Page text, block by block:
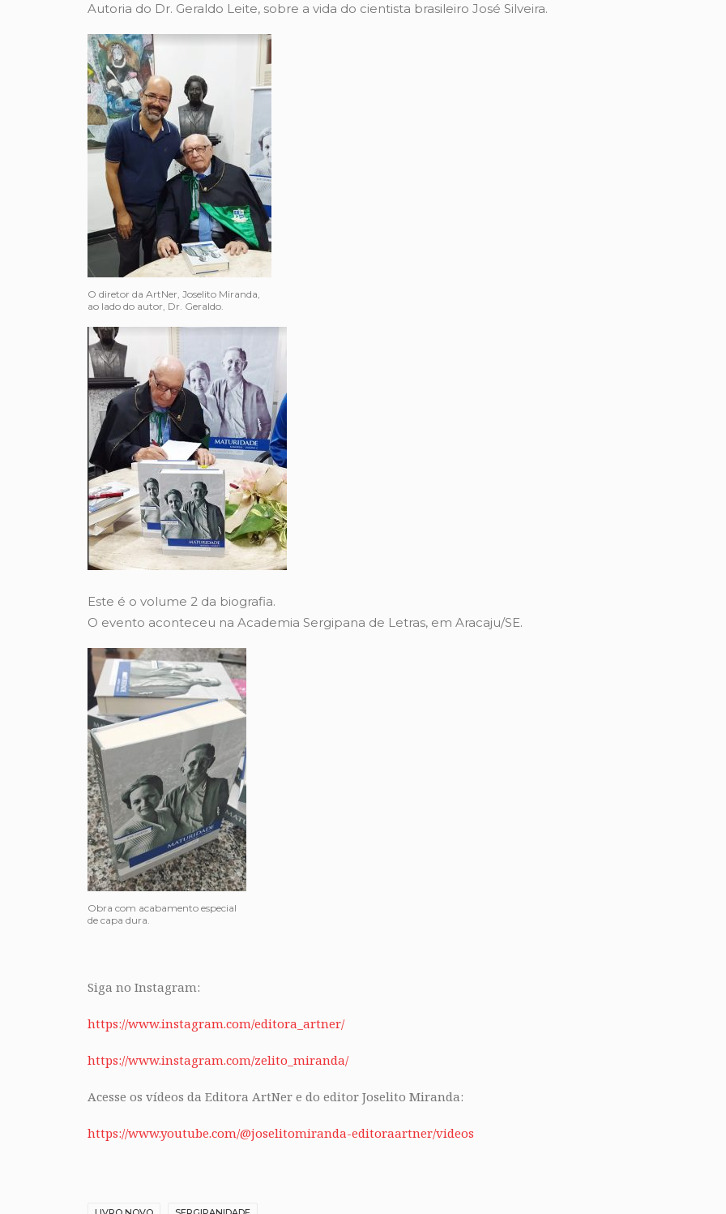
Autoria do Dr. Geraldo Leite, sobre a vida do cientista brasileiro José Silveira.
O diretor da ArtNer, Joselito Miranda,
ao lado do autor, Dr. Geraldo.
Este é o volume 2 da biografia.
O evento aconteceu na Academia Sergipana de Letras, em Aracaju/SE.
Obra com acabamento especial
de capa dura.
Siga no Instagram:
https://www.instagram.com/editora_artner/
https://www.instagram.com/zelito_miranda/
Acesse os vídeos da Editora ArtNer e do editor Joselito Miranda:
https://www.youtube.com/@joselitomiranda-editoraartner/videos